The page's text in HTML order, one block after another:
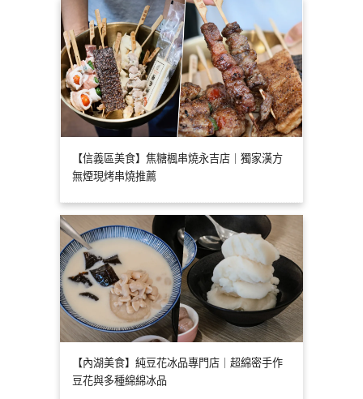
【信義區美食】焦糖楓串燒永吉店｜獨家漢方
無煙現烤串燒推薦
【內湖美食】純豆花冰品專門店｜超綿密手作
豆花與多種綿綿冰品